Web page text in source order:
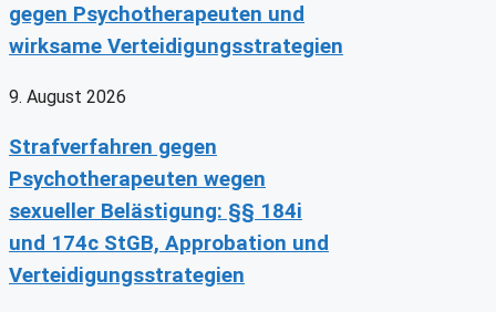
gegen Psychotherapeuten und
wirksame Verteidigungsstrategien
9. August 2026
Strafverfahren gegen
Psychotherapeuten wegen
sexueller Belästigung: §§ 184i
und 174c StGB, Approbation und
Verteidigungsstrategien